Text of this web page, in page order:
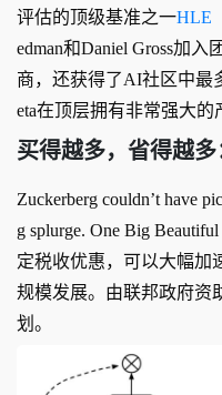
评估的顶级基准之一HLE
edman和Daniel Gross加
商，还获得了AI社区中最
eta在顶层拥有非常强大的
买得越多，省得越
Zuckerberg couldn’t have
g splurge. One Big
定税收优惠，可以大幅加
规模发展。由联邦政府资
划。